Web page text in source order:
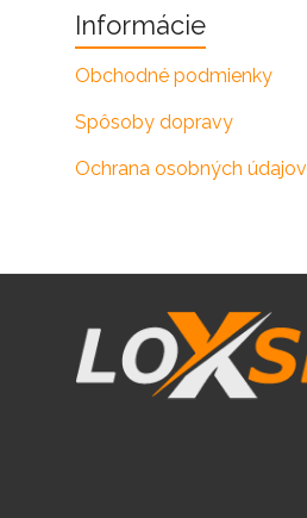
Informácie
Obchodné podmienky
Spôsoby dopravy
Ochrana osobných údajov